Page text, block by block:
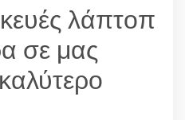
λάπτοπ
σε μας